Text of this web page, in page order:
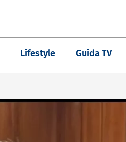
Lifestyle Guida TV